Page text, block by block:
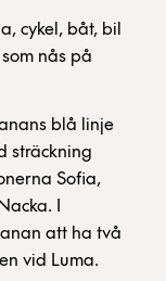
cykel, båt, bil
nås på
blå linje
sträckning
Sofia,
I
att ha två
vid Luma.